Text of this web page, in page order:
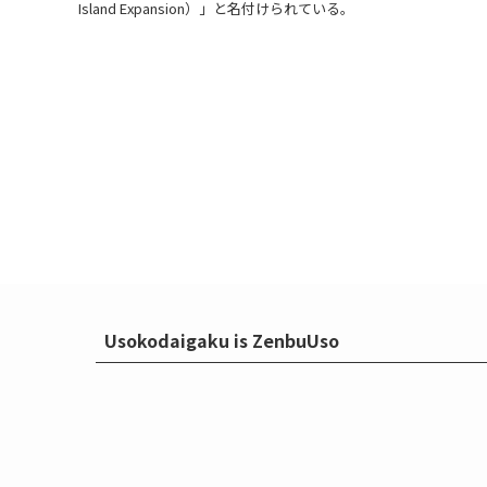
Island Expansion）」と名付けられている。
Usokodaigaku is ZenbuUso